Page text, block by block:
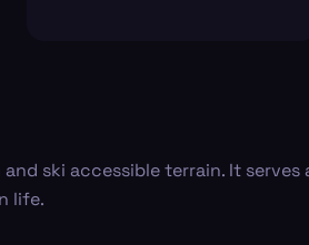
ski accessible terrain. It
life.